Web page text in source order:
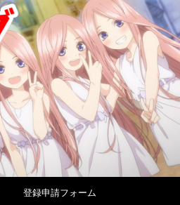
登録申請フォーム